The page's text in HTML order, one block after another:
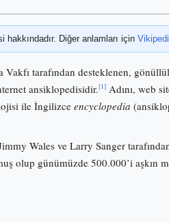
Diğer anlamları için
tarafından desteklenen,
ansiklopedisidir.[1] Adını, web
ile İngilizceencyclopedia
Wales ve Larry Sanger tarafından
olup günümüzde 500.000’i aşkın